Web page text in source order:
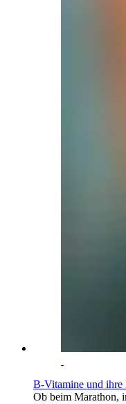
B-Vitamine und ihre
Ob beim Marathon,